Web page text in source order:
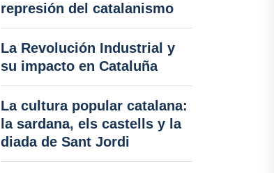
represión del catalanismo
La Revolución Industrial y
su impacto en Cataluña
La cultura popular catalana:
la sardana, els castells y la
diada de Sant Jordi